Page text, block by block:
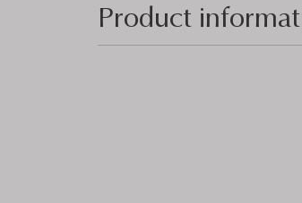
Product